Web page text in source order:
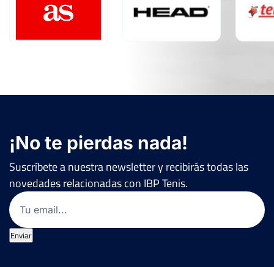
¡No te pierdas nada!
Suscríbete a nuestra newsletter y recibirás todas las
novedades relacionadas con IBP Tenis.
Email
Enviar